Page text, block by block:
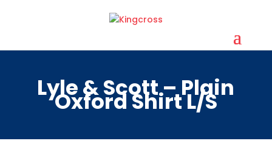
Lyle & Scott – Plain
Oxford Shirt L/S